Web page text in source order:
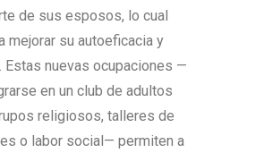
de sus esposos, lo cual
mejorar su autoeficacia y
Estas nuevas ocupaciones —
en un club de adultos
religiosos, talleres de
o labor social— permiten a